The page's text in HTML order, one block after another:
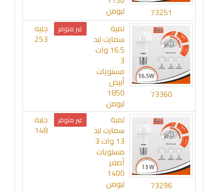
73251 ليومن
73360
لمبة
سمارت ليد
16.5 وات
3
مستويات
أبيض
1850
ليومن
غير متوفر جنيه
253
73296
لمبة
سمارت ليد
13 وات 3
مستويات
أصفر
1400
ليومن
غير متوفر جنيه
148